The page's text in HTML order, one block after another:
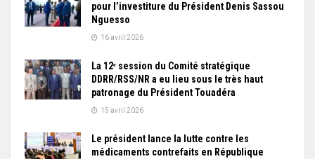
pour l’investiture du Président Denis Sassou
Nguesso
16 avril 2026
La 12ᵉ session du Comité stratégique
DDRR/RSS/NR a eu lieu sous le très haut
patronage du Président Touadéra
15 avril 2026
Le président lance la lutte contre les
médicaments contrefaits en République